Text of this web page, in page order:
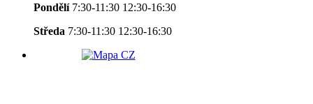
Pondělí 7:30-11:30 12:30-16:30
Středa 7:30-11:30 12:30-16:30